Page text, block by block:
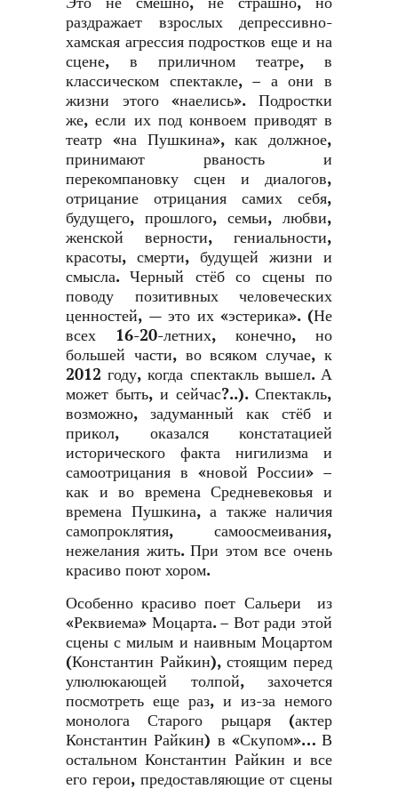
раздражает взрослых депрессивно-
хамская агрессия подростков еще и на
сцене, в приличном театре, в
классическом спектакле, – а они в
жизни этого «наелись». Подростки
же, если их под конвоем приводят в
театр «на Пушкина», как должное,
принимают рваность и
перекомпановку сцен и диалогов,
отрицание отрицания самих себя,
будущего, прошлого, семьи, любви,
женской верности, гениальности,
красоты, смерти, будущей жизни и
смысла. Черный стёб со сцены по
поводу позитивных человеческих
ценностей, — это их «эстерика». (Не
всех 16-20-летних, конечно, но
большей части, во всяком случае, к
2012 году, когда спектакль вышел. А
может быть, и сейчас?..). Спектакль,
возможно, задуманный как стёб и
прикол, оказался констатацией
исторического факта нигилизма и
самоотрицания в «новой России» –
как и во времена Средневековья и
времена Пушкина, а также наличия
самопроклятия, самоосмеивания,
нежелания жить. При этом все очень
красиво поют хором.
Особенно красиво поет Сальери из
«Реквиема» Моцарта. – Вот ради этой
сцены с милым и наивным Моцартом
(Константин Райкин), стоящим перед
улюлюкающей толпой, захочется
посмотреть еще раз, и из-за немого
монолога Старого рыцаря (актер
Константин Райкин) в «Скупом»… В
остальном Константин Райкин и все
его герои, предоставляющие от сцены